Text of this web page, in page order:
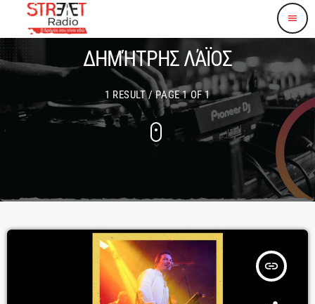
menu
ΔΗΜΉΤΡΗΣ ΛΆΪΟΣ
1 RESULT / PAGE 1 OF 1
insert_link